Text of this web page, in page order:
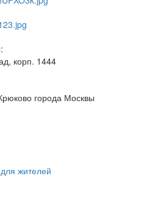
корп. 1444
города Москвы
жителей